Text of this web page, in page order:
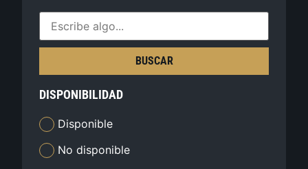
BUSCAR
DISPONIBILIDAD
Disponible
No disponible